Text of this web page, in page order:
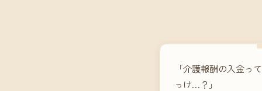
「介護報酬の入金っ
っけ…？」